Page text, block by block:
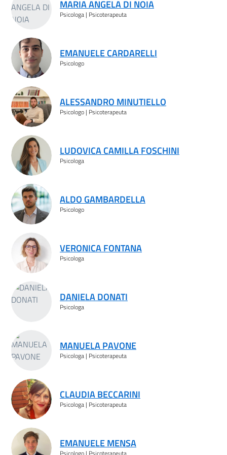
MARIA ANGELA DI NOIA
Psicologa | Psicoterapeuta
EMANUELE CARDARELLI
Psicologo
ALESSANDRO MINUTIELLO
Psicologo | Psicoterapeuta
LUDOVICA CAMILLA FOSCHINI
Psicologa
ALDO GAMBARDELLA
Psicologo
VERONICA FONTANA
Psicologa
DANIELA DONATI
Psicologa
MANUELA PAVONE
Psicologa | Psicoterapeuta
CLAUDIA BECCARINI
Psicologa | Psicoterapeuta
EMANUELE MENSA